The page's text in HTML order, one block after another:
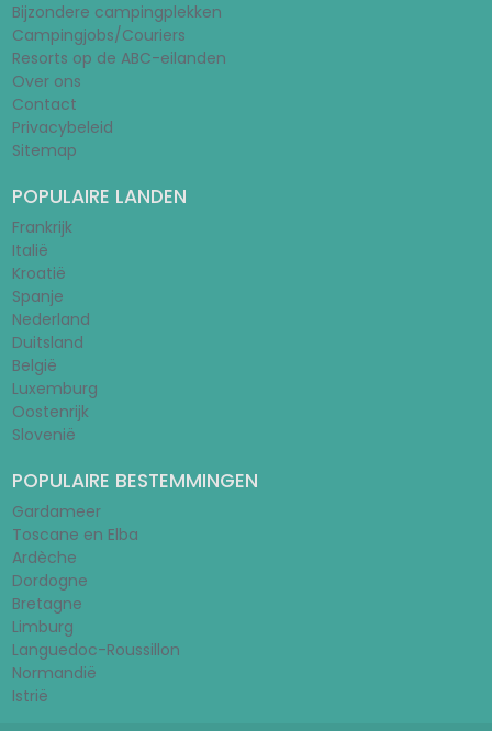
Bijzondere campingplekken
Campingjobs/Couriers
Resorts op de ABC-eilanden
Over ons
Contact
Privacybeleid
Sitemap
POPULAIRE LANDEN
Frankrijk
Italië
Kroatië
Spanje
Nederland
Duitsland
België
Luxemburg
Oostenrijk
Slovenië
POPULAIRE BESTEMMINGEN
Gardameer
Toscane en Elba
Ardèche
Dordogne
Bretagne
Limburg
Languedoc-Roussillon
Normandië
Istrië